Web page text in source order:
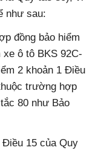
như sau:
đồng bảo hiểm
ô tô BKS 92C-
2 khoản 1 Điều
trường hợp
80 như Bảo
15 của Quy